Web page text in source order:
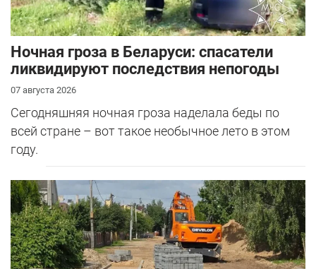
Ночная гроза в Беларуси: спасатели
ликвидируют последствия непогоды
07 августа 2026
Сегодняшняя ночная гроза наделала беды по
всей стране – вот такое необычное лето в этом
году.